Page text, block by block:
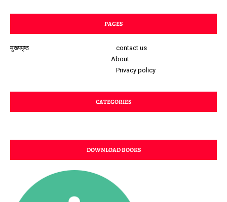
PAGES
मुख्यपृष्ठ
contact us
About
Privacy policy
CATEGORIES
DOWNLOAD BOOKS